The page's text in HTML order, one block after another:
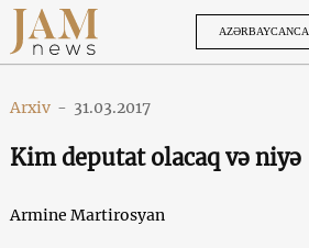
AZƏRBAYCANCA
Arxiv - 31.03.2017
Kim deputat olacaq və niyə
Armine Martirosyan